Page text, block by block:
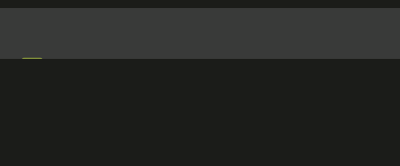
Astucesetdeco